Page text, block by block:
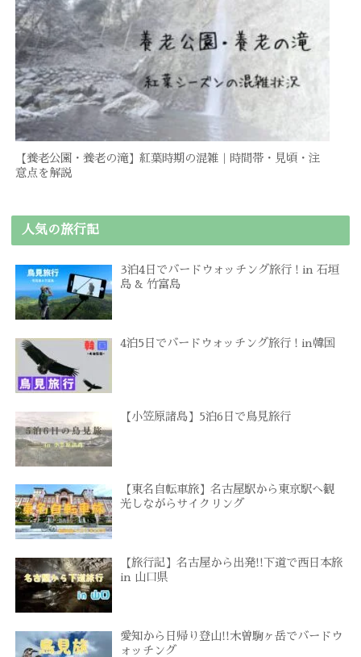
【養老公園・養老の滝】紅葉時期の混雑｜時間帯・見頃・注
意点を解説
人気の旅行記
3泊4日でバードウォッチング旅行 ! in 石垣
島 & 竹富島
4泊5日でバードウォッチング旅行 ! in韓国
【小笠原諸島】5泊6日で鳥見旅行
【東名自転車旅】名古屋駅から東京駅へ観
光しながらサイクリング
【旅行記】名古屋から出発!!下道で西日本旅
in 山口県
愛知から日帰り登山!!木曽駒ヶ岳でバードウ
ォッチング